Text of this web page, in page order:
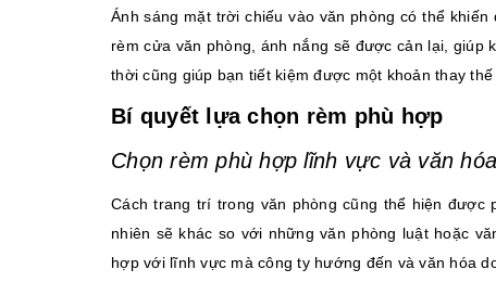
Ánh sáng mặt trời chiếu vào văn phòng có thể
rèm cửa văn phòng, ánh nắng sẽ được cản lại, giúp
thời cũng giúp bạn tiết kiệm được một khoản thay
Bí quyết lựa chọn rèm phù hợp
Chọn rèm phù hợp lĩnh vực và văn
Cách trang trí trong văn phòng cũng thể hiện được
nhiên sẽ khác so với những văn phòng luật hoặc
hợp với lĩnh vực mà công ty hướng đến và văn hóa